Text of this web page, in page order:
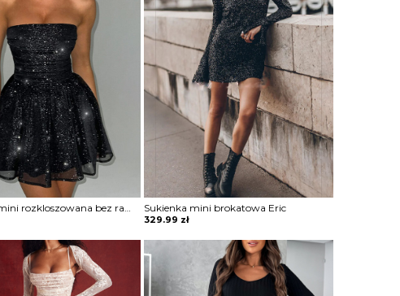
Sukienka mini rozkloszowana bez ramiączek Zahariea Sukienka mini brokatowa Eric
329.99 zł